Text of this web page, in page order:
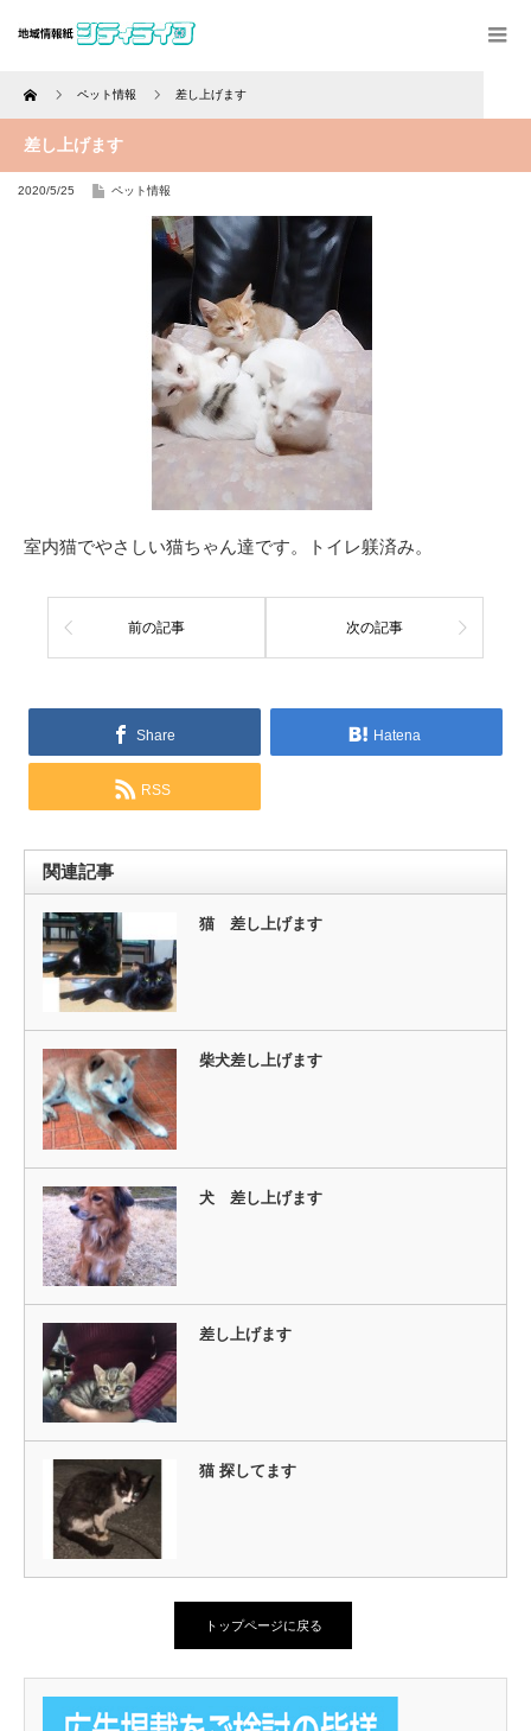
Home ペット情報 差し上げます
差し上げます
2020/5/25 ペット情報
室内猫でやさしい猫ちゃん達です。トイレ躾済み。
前の記事 次の記事
Share Hatena
RSS
関連記事
猫 差し上げます
柴犬差し上げます
犬 差し上げます
差し上げます
猫 探してます
トップページに戻る